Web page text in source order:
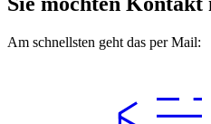
Am schnellsten geht das per Mail: